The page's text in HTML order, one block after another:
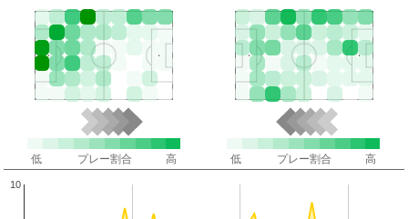
低 プレー割合 高 低 プレー割合 高
10